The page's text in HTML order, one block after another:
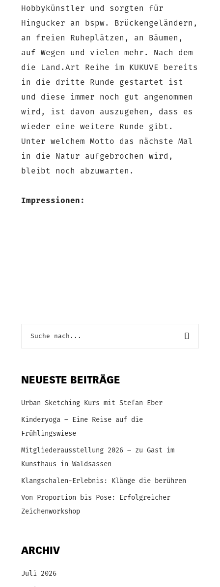
Hobbykünstler und sorgten für
Hingucker an bspw. Brückengeländern,
an freien Ruheplätzen, an Bäumen,
auf Wegen und vielen mehr. Nach dem
die Land.Art Reihe im KUKUVE bereits
in die dritte Runde gestartet ist
und diese immer noch gut angenommen
wird, ist davon auszugehen, dass es
wieder eine weitere Runde gibt.
Unter welchem Motto das nächste Mal
in die Natur aufgebrochen wird,
bleibt noch abzuwarten.
Impressionen:
NEUESTE BEITRÄGE
Urban Sketching Kurs mit Stefan Eber
Kinderyoga – Eine Reise auf die
Frühlingswiese
Mitgliederausstellung 2026 – zu Gast im
Kunsthaus in Waldsassen
Klangschalen-Erlebnis: Klänge die berühren
Von Proportion bis Pose: Erfolgreicher
Zeichenworkshop
ARCHIV
Juli 2026